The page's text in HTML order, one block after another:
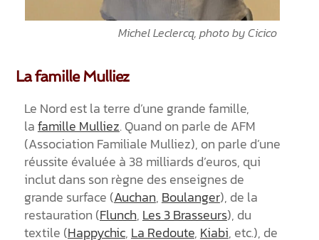
Michel Leclercq, photo by Cicico
La famille Mulliez
Le Nord est la terre d’une grande famille,
lafamille Mulliez. Quand on parle de AFM
(Association Familiale Mulliez), on parle d’une
réussite évaluée à 38 milliards d’euros, qui
inclut dans son règne des enseignes de
grande surface (Auchan, Boulanger), de la
restauration (Flunch, Les 3 Brasseurs), du
textile (Happychic, La Redoute, Kiabi, etc.), de